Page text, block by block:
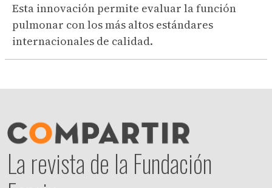
Esta innovación permite evaluar la función
pulmonar con los más altos estándares
internacionales de calidad.
La revista de la Fundación